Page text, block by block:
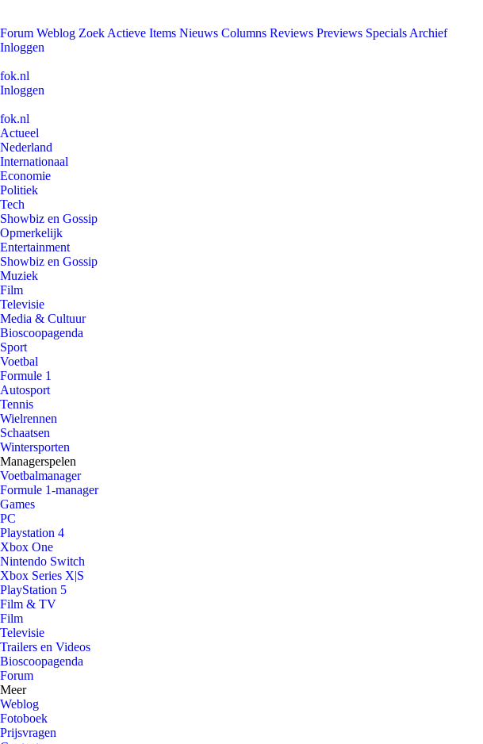
Forum Weblog Zoek Actieve Items Nieuws Columns Reviews Previews Specials Archief
Inloggen
fok.nl
Inloggen
fok.nl
Actueel
Nederland
Internationaal
Economie
Politiek
Tech
Showbiz en Gossip
Opmerkelijk
Entertainment
Showbiz en Gossip
Muziek
Film
Televisie
Media & Cultuur
Bioscoopagenda
Sport
Voetbal
Formule 1
Autosport
Tennis
Wielrennen
Schaatsen
Wintersporten
Managerspelen
Voetbalmanager
Formule 1-manager
Games
PC
Playstation 4
Xbox One
Nintendo Switch
Xbox Series X|S
PlayStation 5
Film & TV
Film
Televisie
Trailers en Videos
Bioscoopagenda
Forum
Meer
Weblog
Fotoboek
Prijsvragen